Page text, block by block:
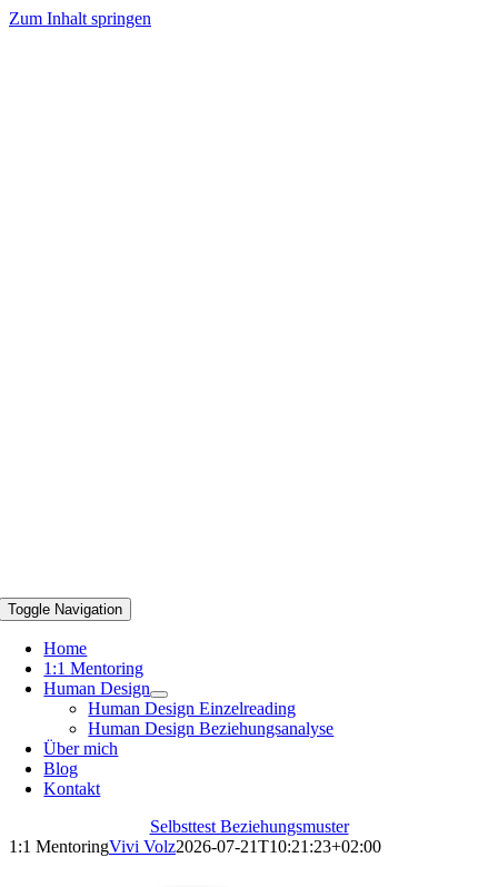
Zum Inhalt springen
Toggle Navigation
Home
1:1 Mentoring
Human Design
Human Design Einzelreading
Human Design Beziehungsanalyse
Über mich
Blog
Kontakt
Selbsttest Beziehungsmuster
1:1 MentoringVivi Volz2026-07-21T10:21:23+02:00